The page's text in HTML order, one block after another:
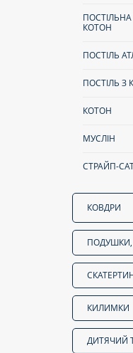
ПОСТІЛЬНА
КОТОН
ПОСТІЛЬ
ПОСТІЛЬ З
КОТОН
МУСЛІН
СТРАЙП-
КОВДРИ
КИЛИМКИ
ДИТЯЧИЙ